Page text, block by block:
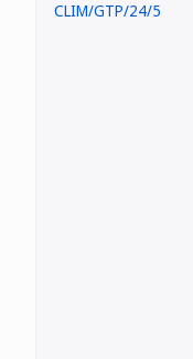
CLIM/GTP/24/5